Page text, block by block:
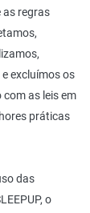
regras
excluímos os
as leis em
práticas
das
o